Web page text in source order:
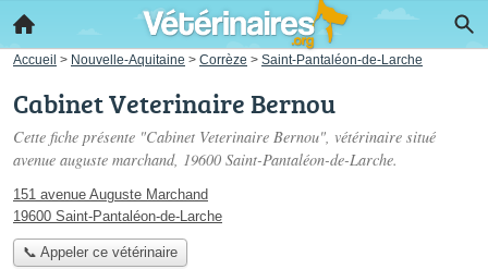
Accueil > Nouvelle-Aquitaine > Corrèze > Saint-Pantaléon-de-Larche
Cabinet Veterinaire Bernou
Cette fiche présente "Cabinet Veterinaire Bernou", vétérinaire situé
avenue auguste marchand, 19600 Saint-Pantaléon-de-Larche.
151 avenue Auguste Marchand
19600 Saint-Pantaléon-de-Larche
📞 Appeler ce vétérinaire